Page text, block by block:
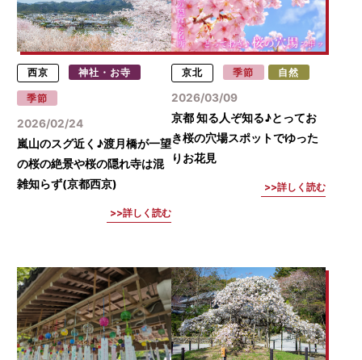
西京 神社・お寺
季節
2026/02/24
嵐山のスグ近く♪渡月橋が一望
の桜の絶景や桜の隠れ寺は混
雑知らず(京都西京)
詳しく読む
京北 季節 自然
2026/03/09
京都 知る人ぞ知る♪とってお
き桜の穴場スポットでゆった
りお花見
詳しく読む